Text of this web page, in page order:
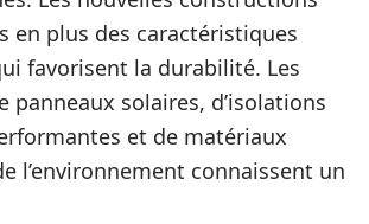
en plus des caractéristiques
favorisent la durabilité. Les
panneaux solaires, d’isolations
et de matériaux
l’environnement connaissent un